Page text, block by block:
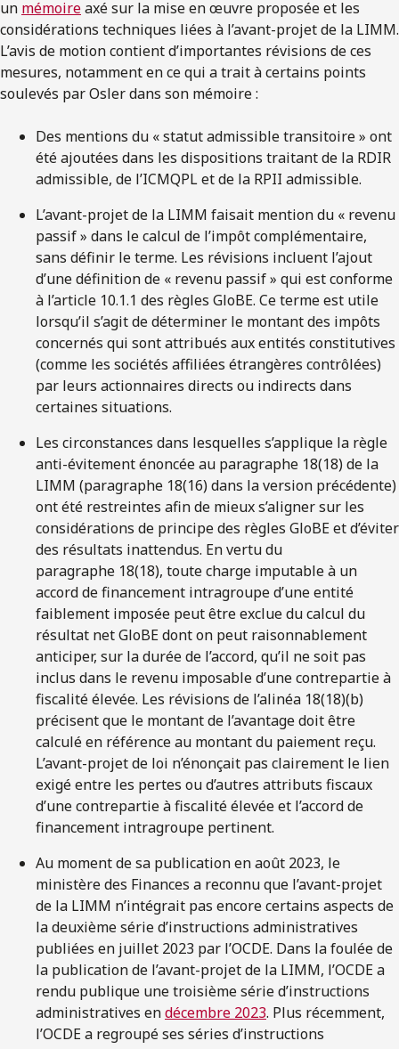
un mémoireaxé sur la mise en œuvre proposée et les
considérations techniques liées à l’avant-projet de la LIMM.
L’avis de motion contient d’importantes révisions de ces
mesures, notamment en ce qui a trait à certains points
soulevés par Osler dans son mémoire :
Des mentions du « statut admissible transitoire » ont
été ajoutées dans les dispositions traitant de la RDIR
admissible, de l’ICMQPL et de la RPII admissible.
L’avant-projet de la LIMM faisait mention du « revenu
passif » dans le calcul de l’impôt complémentaire,
sans définir le terme. Les révisions incluent l’ajout
d’une définition de « revenu passif » qui est conforme
à l’article 10.1.1 des règles GloBE. Ce terme est utile
lorsqu’il s’agit de déterminer le montant des impôts
concernés qui sont attribués aux entités constitutives
(comme les sociétés affiliées étrangères contrôlées)
par leurs actionnaires directs ou indirects dans
certaines situations.
Les circonstances dans lesquelles s’applique la règle
anti-évitement énoncée au paragraphe 18(18) de la
LIMM (paragraphe 18(16) dans la version précédente)
ont été restreintes afin de mieux s’aligner sur les
considérations de principe des règles GloBE et d’éviter
des résultats inattendus. En vertu du
paragraphe 18(18), toute charge imputable à un
accord de financement intragroupe d’une entité
faiblement imposée peut être exclue du calcul du
résultat net GloBE dont on peut raisonnablement
anticiper, sur la durée de l’accord, qu’il ne soit pas
inclus dans le revenu imposable d’une contrepartie à
fiscalité élevée. Les révisions de l’alinéa 18(18)(b)
précisent que le montant de l’avantage doit être
calculé en référence au montant du paiement reçu.
L’avant-projet de loi n’énonçait pas clairement le lien
exigé entre les pertes ou d’autres attributs fiscaux
d’une contrepartie à fiscalité élevée et l’accord de
financement intragroupe pertinent.
Au moment de sa publication en août 2023, le
ministère des Finances a reconnu que l’avant-projet
de la LIMM n’intégrait pas encore certains aspects de
la deuxième série d’instructions administratives
publiées en juillet 2023 par l’OCDE. Dans la foulée de
la publication de l’avant-projet de la LIMM, l’OCDE a
rendu publique une troisième série d’instructions
administratives endécembre 2023. Plus récemment,
l’OCDE a regroupé ses séries d’instructions